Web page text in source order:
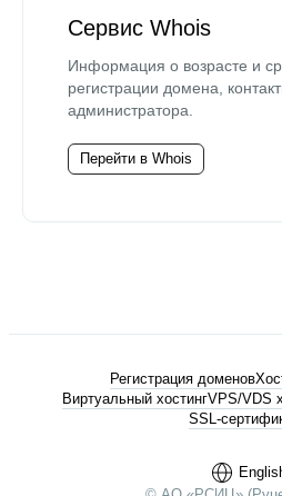
Сервис Whois
Информация о возрасте и
регистрации домена,
администратора.
Перейти в Whois
Регистрация доменов
Виртуальный хостингVPS/VDS
SSL-